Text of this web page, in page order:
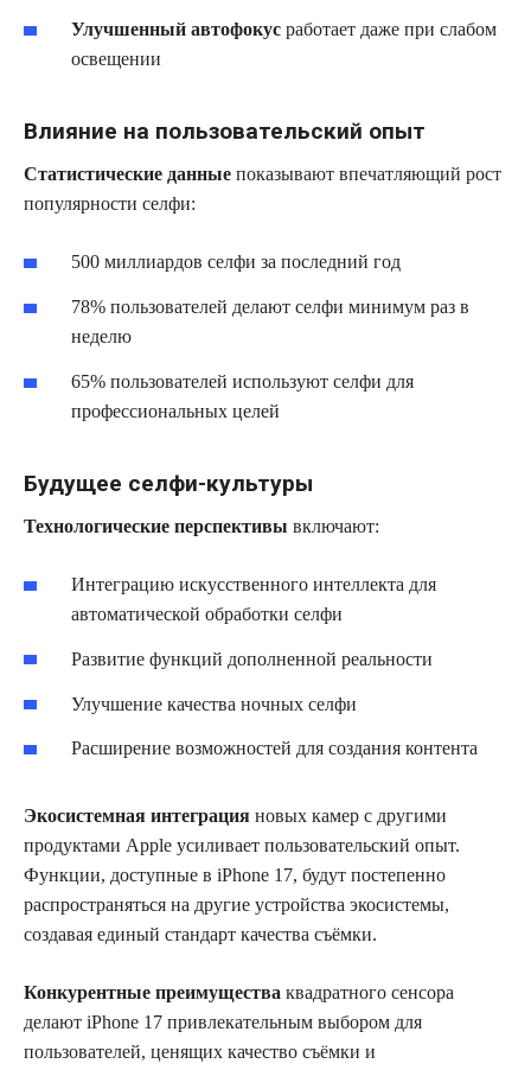
Улучшенный автофокус работает даже при слабом
освещении
Влияние на пользовательский опыт
Статистические данные показывают впечатляющий рост
популярности селфи:
500 миллиардов селфи за последний год
78% пользователей делают селфи минимум раз в
неделю
65% пользователей используют селфи для
профессиональных целей
Будущее селфи-культуры
Технологические перспективы включают:
Интеграцию искусственного интеллекта для
автоматической обработки селфи
Развитие функций дополненной реальности
Улучшение качества ночных селфи
Расширение возможностей для создания контента
Экосистемная интеграция новых камер с другими
продуктами Apple усиливает пользовательский опыт.
Функции, доступные в iPhone 17, будут постепенно
распространяться на другие устройства экосистемы,
создавая единый стандарт качества съёмки.
Конкурентные преимущества квадратного сенсора
делают iPhone 17 привлекательным выбором для
пользователей, ценящих качество съёмки и